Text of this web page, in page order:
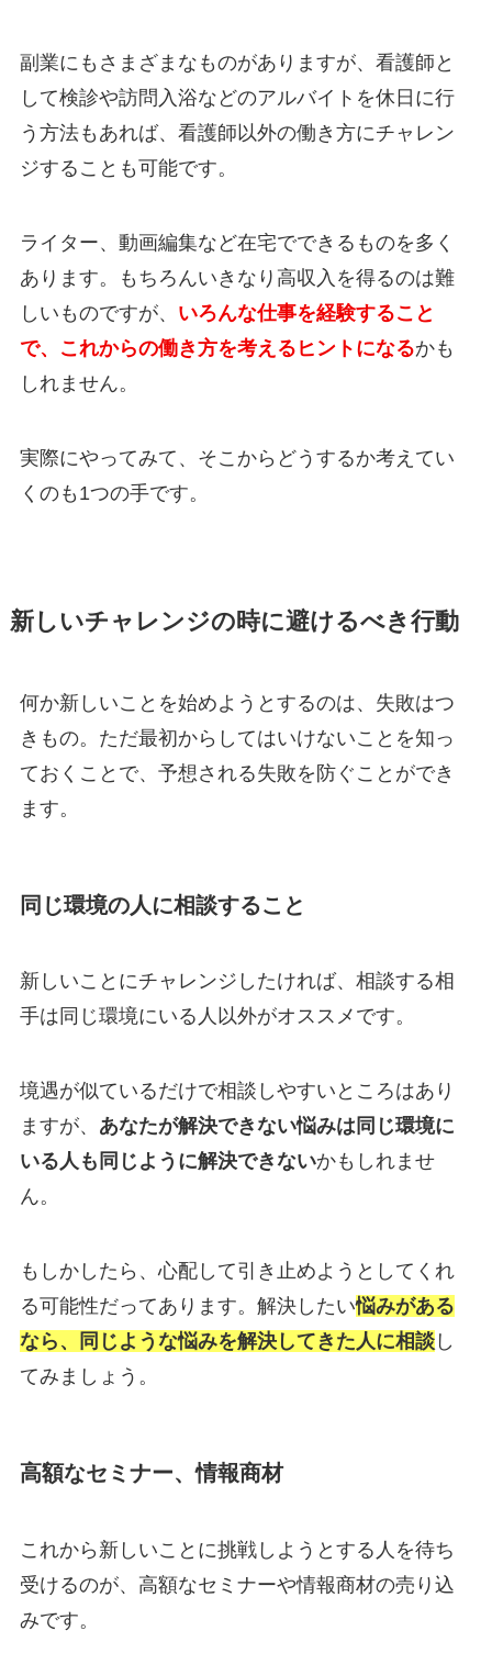
副業にもさまざまなものがありますが、看護師と
して検診や訪問入浴などのアルバイトを休日に行
う方法もあれば、看護師以外の働き方にチャレン
ジすることも可能です。
ライター、動画編集など在宅でできるものを多く
あります。もちろんいきなり高収入を得るのは難
しいものですが、 いろんな仕事を経験すること
で、これからの働き方を考えるヒントになるかも
しれません。
実際にやってみて、そこからどうするか考えてい
くのも1つの手です。
新しいチャレンジの時に避けるべき行動
何か新しいことを始めようとするのは、失敗はつ
きもの。ただ最初からしてはいけないことを知っ
ておくことで、予想される失敗を防ぐことができ
ます。
同じ環境の人に相談すること
新しいことにチャレンジしたければ、相談する相
手は同じ環境にいる人以外がオススメです。
境遇が似ているだけで相談しやすいところはあり
ますが、 あなたが解決できない悩みは同じ環境に
いる人も同じように解決できないかもしれませ
ん。
もしかしたら、心配して引き止めようとしてくれ
る可能性だってあります。解決したい悩みがある
なら、同じような悩みを解決してきた人に相談し
てみましょう。
高額なセミナー、情報商材
これから新しいことに挑戦しようとする人を待ち
受けるのが、高額なセミナーや情報商材の売り込
みです。